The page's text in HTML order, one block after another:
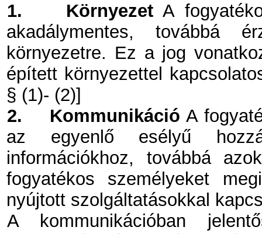
1. KörnyezetA
akadálymentes, továbbá
környezetre. Ez a jog
épített környezettel
§ (1)- (2)]
2.
Kommunikáció A
az egyenlő esélyű
információkhoz, továbbá
fogyatékos személyeket
nyújtott szolgáltatásokkal
A kommunikációban